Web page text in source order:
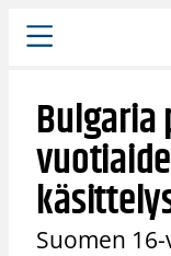
Siirry
sisältöön
Bulgaria
Suomen